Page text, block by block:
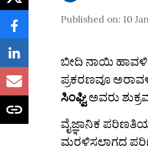
Published on: 10
ಬೀದಿ ನಾಯಿ ಹಾವಳಿ
ಪ್ರಕರಣವೂ
ಸಿಂಘ್ವಿಅವರು
ವೈಜ್ಞಾನಿಕ
ಮರಳಿಸಲಾಗದ